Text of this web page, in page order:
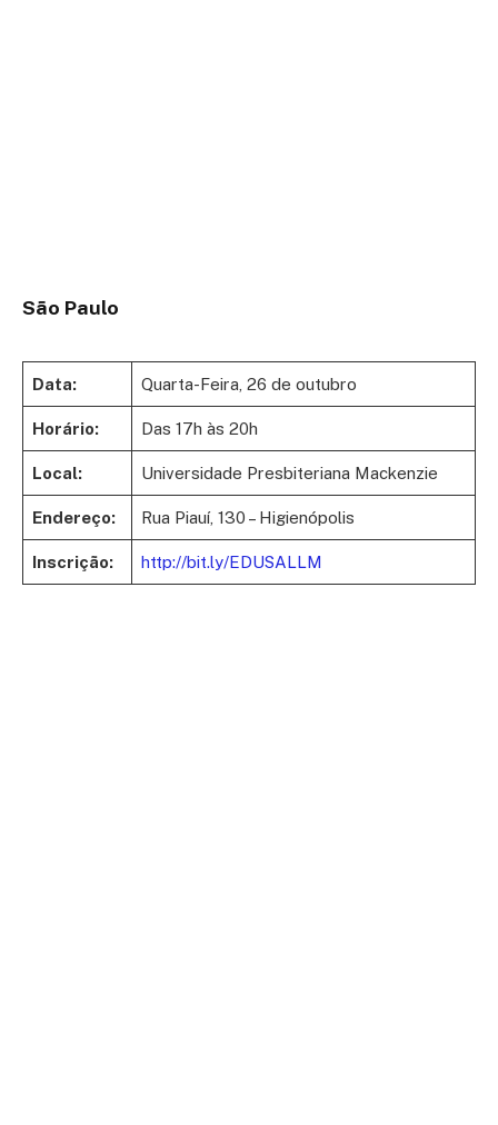
São Paulo
Data: Quarta-Feira, 26 de outubro
Horário: Das 17h às 20h
Local: Universidade Presbiteriana Mackenzie
Endereço: Rua Piauí, 130 – Higienópolis
Inscrição: http://bit.ly/EDUSALLM